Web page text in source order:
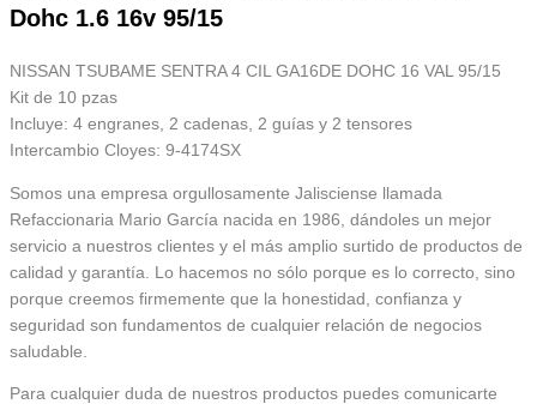
Dohc 1.6 16v 95/15
NISSAN TSUBAME SENTRA 4 CIL GA16DE DOHC 16 VAL 95/15
Kit de 10 pzas
Incluye: 4 engranes, 2 cadenas, 2 guías y 2 tensores
Intercambio Cloyes: 9-4174SX
Somos una empresa orgullosamente Jalisciense llamada
Refaccionaria Mario García nacida en 1986, dándoles un mejor
servicio a nuestros clientes y el más amplio surtido de productos de
calidad y garantía. Lo hacemos no sólo porque es lo correcto, sino
porque creemos firmemente que la honestidad, confianza y
seguridad son fundamentos de cualquier relación de negocios
saludable.
Para cualquier duda de nuestros productos puedes comunicarte